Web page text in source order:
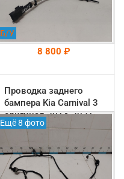
Б/У
8 800 ₽
На складе: Раменское
-->
Проводка заднего
бампера Kia Carnival 3
оригинал 2014-2021
(91881A9070)
Ещё 8 фото